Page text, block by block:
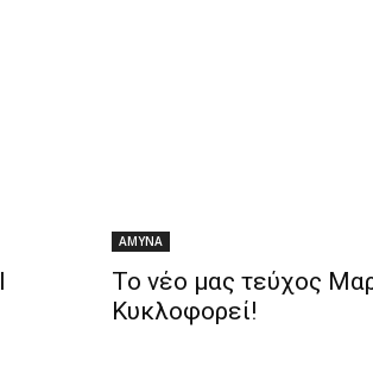
ΑΜΥΝΑ
To νέο μας τεύχος
Κυκλοφορεί!